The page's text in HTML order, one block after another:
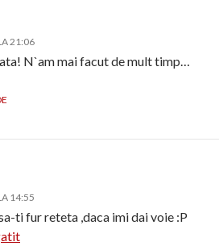
21:06
N`am mai facut de mult timp…
14:55
ti fur reteta ,daca imi dai voie :P